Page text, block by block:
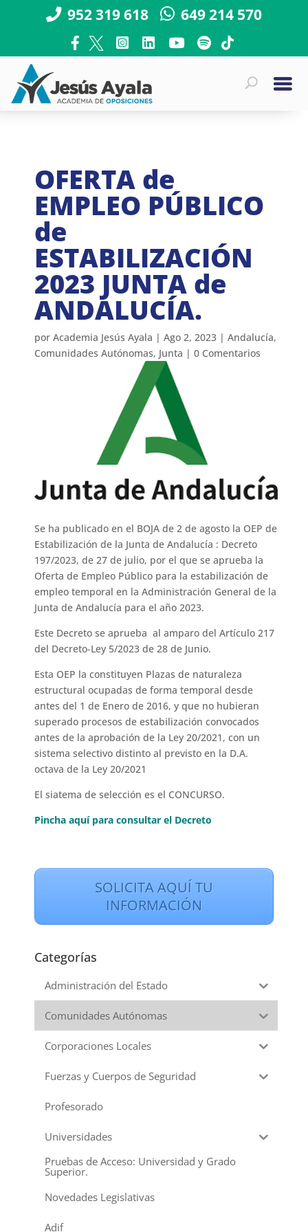
952 319 618 649 214 570
OFERTA de
EMPLEO PÚBLICO
de
ESTABILIZACIÓN
2023 JUNTA de
ANDALUCÍA.
porAcademia Jesús Ayala |Ago 2, 2023 |Andalucía,
Comunidades Autónomas, Junta |0 Comentarios
Se ha publicado en el BOJA de 2 de agosto la OEP de
Estabilización de la Junta de Andalucía : Decreto
197/2023, de 27 de julio, por el que se aprueba la
Oferta de Empleo Público para la estabilización de
empleo temporal en la Administración General de la
Junta de Andalucía para el año 2023.
Este Decreto se aprueba al amparo del Artículo 217
del Decreto-Ley 5/2023 de 28 de Junio.
Esta OEP la constituyen Plazas de naturaleza
estructural ocupadas de forma temporal desde
antes del 1 de Enero de 2016, y que no hubieran
superado procesos de estabilización convocados
antes de la aprobación de la Ley 20/2021, con un
sistema selectivo distinto al previsto en la D.A.
octava de la Ley 20/2021
El siatema de selección es el CONCURSO.
Pincha aquí para consultar el Decreto
SOLICITA AQUÍ TU
INFORMACIÓN
Categorías
Administración del Estado
Comunidades Autónomas
Corporaciones Locales
Fuerzas y Cuerpos de Seguridad
Profesorado
Universidades
Pruebas de Acceso: Universidad y Grado
Superior.
Novedades Legislativas
Adif